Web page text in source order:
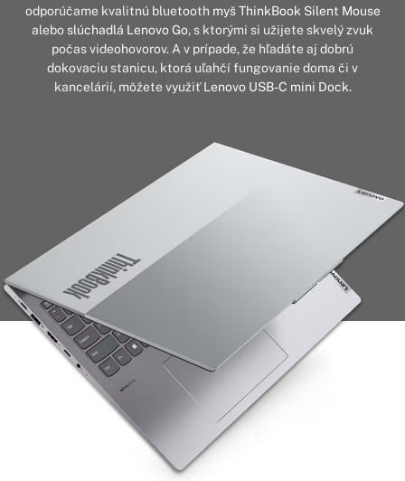
odporúčame kvalitnú bluetooth myš ThinkBook Silent Mouse
aleboslúchadlá Lenovo Go, s ktorými si užijete skvelý zvuk
počas videohovorov. A v prípade, že hľadáte aj dobrú
dokovaciu stanicu, ktorá uľahčí fungovanie doma či v
kancelárií, môžete využiťLenovo USB-C mini Dock.